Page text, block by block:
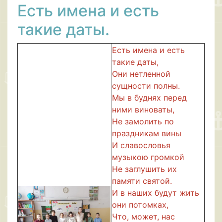
Есть имена и есть
такие даты.
Есть имена и есть
такие даты,
Они нетленной
сущности полны.
Мы в буднях перед
ними виноваты,
Не замолить по
праздникам вины
И славословья
музыкою громкой
Не заглушить их
памяти святой.
И в наших будут жить
они потомках,
Что, может, нас